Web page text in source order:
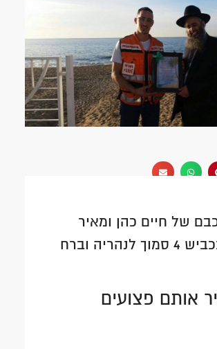
של חיים כהן ומאיר
שאלתיאל בכביש 4 סמוך לנהריה וברח
אותם פצועים